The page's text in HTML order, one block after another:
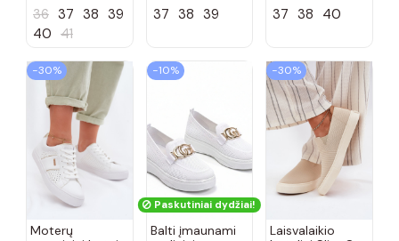
36 37 38 39
40 41
37 38 39 37 38 40
−30%
Moterų
−10%
Paskutiniai dydžiai!
Balti įmaunami
−30%
Laisvalaikio